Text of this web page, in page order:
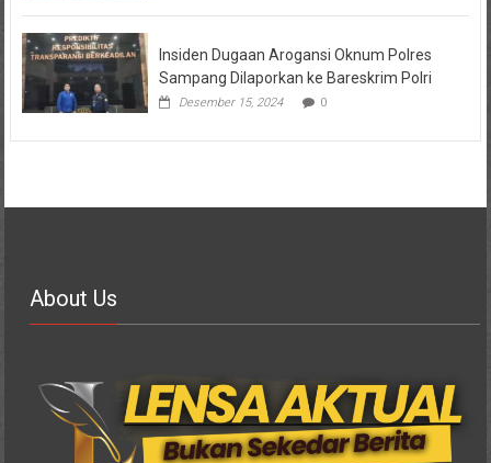
Insiden Dugaan Arogansi Oknum Polres
Sampang Dilaporkan ke Bareskrim Polri
Desember 15, 2024 0
About Us